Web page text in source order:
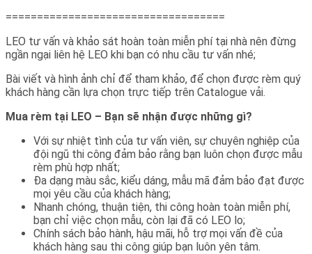
===================================
LEO tư vấn và khảo sát hoàn toàn miễn phí tại nhà nên đừng
ngần ngại liên hệ LEO khi bạn có nhu cầu tư vấn nhé;
Bài viết và hình ảnh chỉ để tham khảo, để chọn được rèm quý
khách hàng cần lựa chọn trực tiếp trên Catalogue vải.
Mua rèm tại LEO – Bạn sẽ nhận được những gì?
Với sự nhiệt tình của tư vấn viên, sự chuyên nghiệp của
đội ngũ thi công đảm bảo rằng bạn luôn chọn được mẫu
rèm phù hợp nhất;
Đa dạng màu sắc, kiểu dáng, mẫu mã đảm bảo đạt được
mọi yêu cầu của khách hàng;
Nhanh chóng, thuận tiện, thi công hoàn toàn miễn phí,
bạn chỉ việc chọn mẫu, còn lại đã có LEO lo;
Chính sách bảo hành, hậu mãi, hỗ trợ mọi vấn đề của
khách hàng sau thi công giúp bạn luôn yên tâm.